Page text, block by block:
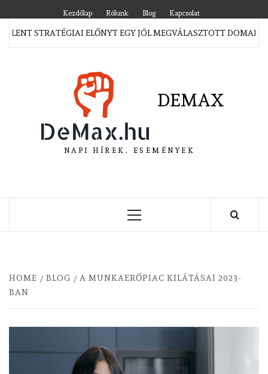
to
content
Kezdőlap Rólunk Blog Kapcsolat
STRATÉGIAI ELŐNYT EGY JÓL MEGVÁLASZTOTT DOMAIN
DEMAX
NAPI HÍREK, ESEMÉNYEK
Primary
HOME BLOG
A MUNKAERŐPIAC KILÁTÁSAI 2023-
BAN